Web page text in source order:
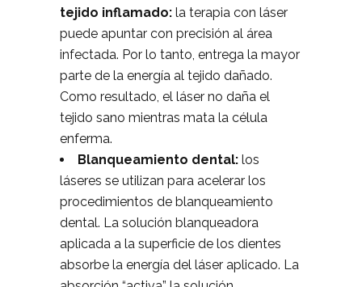
tejido inflamado: la terapia con láser
puede apuntar con precisión al área
infectada. Por lo tanto, entrega la mayor
parte de la energía al tejido dañado.
Como resultado, el láser no daña el
tejido sano mientras mata la célula
enferma.
Blanqueamiento dental: los
láseres se utilizan para acelerar los
procedimientos de blanqueamiento
dental. La solución blanqueadora
aplicada a la superficie de los dientes
absorbe la energía del láser aplicado. La